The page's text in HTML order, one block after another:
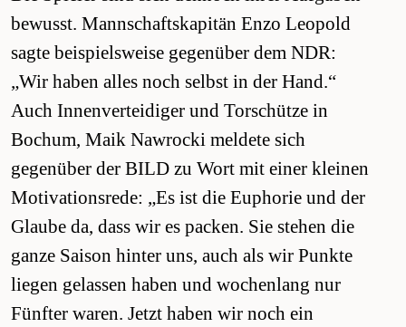
bewusst. Mannschaftskapitän Enzo Leopold
sagte beispielsweise gegenüber dem NDR:
„Wir haben alles noch selbst in der Hand.“
Auch Innenverteidiger und Torschütze in
Bochum, Maik Nawrocki meldete sich
gegenüber der BILD zu Wort mit einer kleinen
Motivationsrede: „Es ist die Euphorie und der
Glaube da, dass wir es packen. Sie stehen die
ganze Saison hinter uns, auch als wir Punkte
liegen gelassen haben und wochenlang nur
Fünfter waren. Jetzt haben wir noch ein